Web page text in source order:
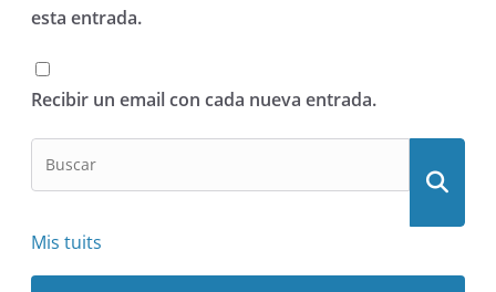
esta entrada.
Recibir un email con cada nueva entrada.
Mis tuits